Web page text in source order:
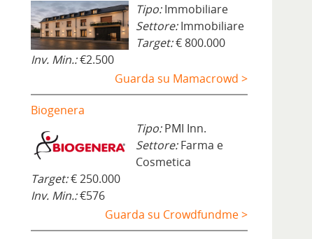
Tipo:Immobiliare
Settore:Immobiliare
Target:€ 800.000
Inv. Min.:€2.500
Guarda su Mamacrowd >
Biogenera
Tipo:PMI Inn.
Settore:Farma e
Cosmetica
Target:€ 250.000
Inv. Min.:€576
Guarda su Crowdfundme >